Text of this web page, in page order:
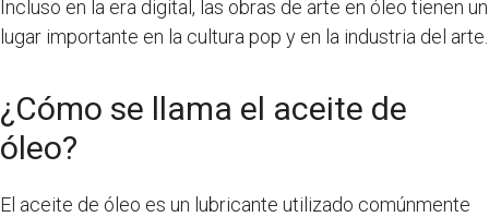
Incluso en la era digital, las obras de arte en óleo tienen un
lugar importante en la cultura pop y en la industria del arte.
¿Cómo se llama el aceite de
óleo?
El aceite de óleo es un lubricante utilizado comúnmente